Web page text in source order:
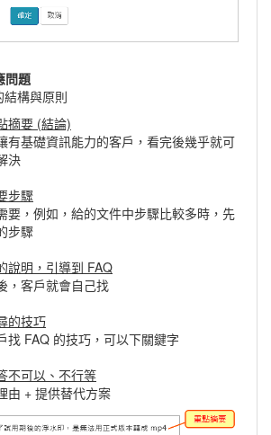
問題
構與原則
摘要 (結論)
有基礎資訊能力的客戶，看完後幾乎就可
決
步驟
要，例如，給的文件中步驟比較多時，先
步驟
說明，引導到 FAQ
，客戶就會自己找
的技巧
找 FAQ 的技巧，可以下關鍵字
不可以、不行等
由 + 提供替代方案